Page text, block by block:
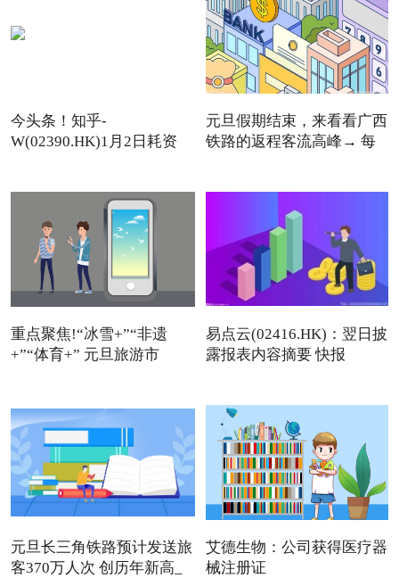
今头条！知乎-
W(02390.HK)1月2日耗资
元旦假期结束，来看看广西
铁路的返程客流高峰→ 每
重点聚焦!“冰雪+”“非遗
+”“体育+” 元旦旅游市
易点云(02416.HK)：翌日披
露报表内容摘要 快报
元旦长三角铁路预计发送旅
客370万人次 创历年新高_
艾德生物：公司获得医疗器
械注册证